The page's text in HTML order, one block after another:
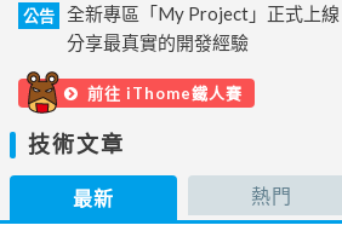
公告
全新專區「My Project」正式上線
分享最真實的開發經驗
前往 iThome鐵人賽
技術文章
最新 熱門